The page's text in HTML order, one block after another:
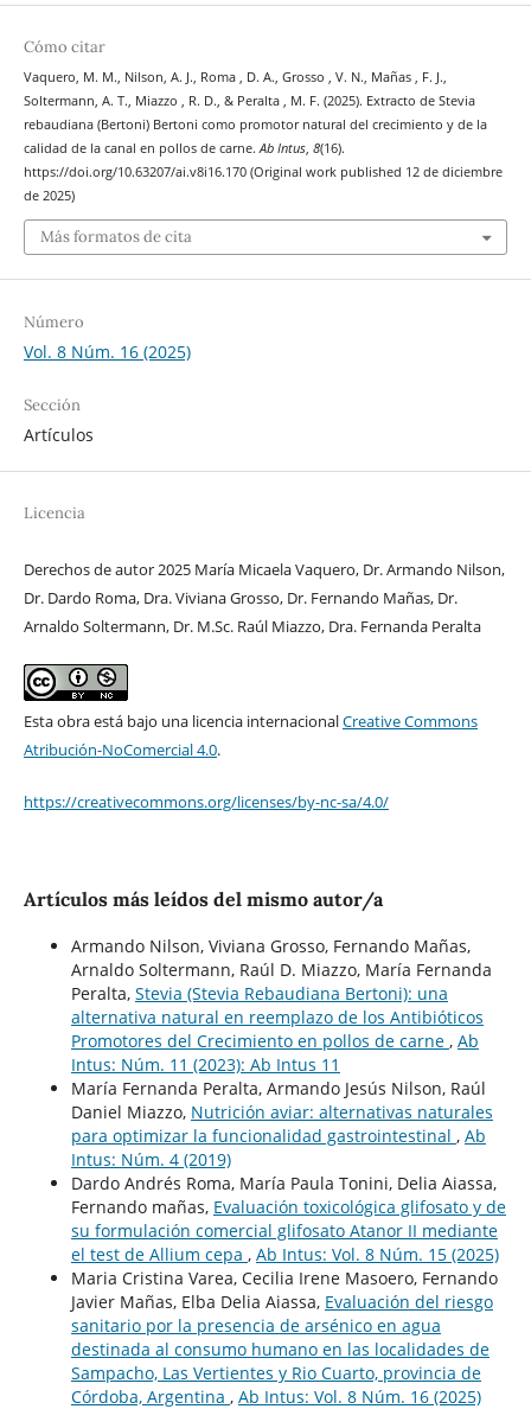
Cómo citar
Vaquero, M. M., Nilson, A. J., Roma , D. A., Grosso , V. N., Mañas , F. J.,
Soltermann, A. T., Miazzo , R. D., & Peralta , M. F. (2025). Extracto de Stevia
rebaudiana (Bertoni) Bertoni como promotor natural del crecimiento y de la
calidad de la canal en pollos de carne.Ab Intus, 8(16).
https://doi.org/10.63207/ai.v8i16.170 (Original work published 12 de diciembre
de 2025)
Más formatos de cita
Número
Vol. 8 Núm. 16 (2025)
Sección
Artículos
Licencia
Derechos de autor 2025 María Micaela Vaquero, Dr. Armando Nilson,
Dr. Dardo Roma, Dra. Viviana Grosso, Dr. Fernando Mañas, Dr.
Arnaldo Soltermann, Dr. M.Sc. Raúl Miazzo, Dra. Fernanda Peralta
Esta obra está bajo una licencia internacionalCreative Commons
Atribución-NoComercial 4.0.
https://creativecommons.org/licenses/by-nc-sa/4.0/
Artículos más leídos del mismo autor/a
Armando Nilson, Viviana Grosso, Fernando Mañas,
Arnaldo Soltermann, Raúl D. Miazzo, María Fernanda
Peralta, Stevia (Stevia Rebaudiana Bertoni): una
alternativa natural en reemplazo de los Antibióticos
Promotores del Crecimiento en pollos de carne , Ab
Intus: Núm. 11 (2023): Ab Intus 11
María Fernanda Peralta, Armando Jesús Nilson, Raúl
Daniel Miazzo, Nutrición aviar: alternativas naturales
para optimizar la funcionalidad gastrointestinal , Ab
Intus: Núm. 4 (2019)
Dardo Andrés Roma, María Paula Tonini, Delia Aiassa,
Fernando mañas, Evaluación toxicológica glifosato y de
su formulación comercial glifosato Atanor II mediante
el test de Allium cepa , Ab Intus: Vol. 8 Núm. 15 (2025)
Maria Cristina Varea, Cecilia Irene Masoero, Fernando
Javier Mañas, Elba Delia Aiassa, Evaluación del riesgo
sanitario por la presencia de arsénico en agua
destinada al consumo humano en las localidades de
Sampacho, Las Vertientes y Rio Cuarto, provincia de
Córdoba, Argentina , Ab Intus: Vol. 8 Núm. 16 (2025)